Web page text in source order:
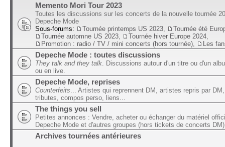
Memento Mori Tour 2023
Toutes les discussions sur les concerts de la nouvelle tournée
Depeche Mode
Sous-forums:
Tournée printemps US 2023
Tournée été
Tournée automne US 2023
Tournée hiver Europe 2024
Promotion : radio / TV / mini concerts (hors tournée)
Les
Depeche Mode : toutes discussions
They talk and they talk . Discussions autour d'un titre ou d'un
ou en live.
Depeche Mode, reprises
Counterfeits ... Artistes qui reprennent DM, artistes repris par
tributes, compos perso, liens...
The things you sell
Petites annonces : Vendre, acheter ou échanger du matériel
Depeche Mode et d'autres groupes (hors tickets de concerts DM)
Archives tournées antérieures